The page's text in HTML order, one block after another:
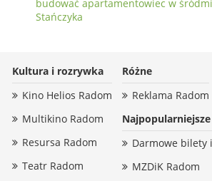
budować apartamentowiec w
Stańczyka
Kultura i rozrywka
Kino Helios Radom
Multikino Radom
Resursa Radom
Teatr Radom
Różne
Reklama Radom
Najpopularniejsze
Darmowe bilety
MZDiK Radom